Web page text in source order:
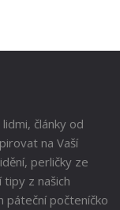
články od
na Vaší
perličky ze
tipy z našich
páteční počteníčko